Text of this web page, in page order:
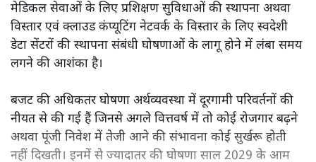
मेडिकल सेवाओं के लिए प्रशिक्षण सुविधाओं की स्थापना अथवा
विस्तार एवं क्लाउड कंप्यूटिंग नेटवर्क के विस्तार के लिए स्वदेशी
डेटा सेंटरों की स्थापना संबंधी घोषणाओं के लागू होने में लंबा समय
लगने की आशंका है।
बजट की अधिकतर घोषणा अर्थव्यवस्था में दूरगामी परिवर्तनों की
नीयत से की गई हैं जिनसे अगले वित्तवर्ष में तो कोई रोजगार बढ़ने
अथवा पूंजी निवेश में तेजी आने की संभावना कोई सुर्खरू होती
नहीं दिखती। इनमें से ज्यादातर की घोषणा साल 2029 के आम